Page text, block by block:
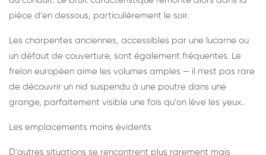
pièce d'en dessous, particulièrement le soir.
Les charpentes anciennes, accessibles par une lucarne ou
un défaut de couverture, sont également fréquentes. Le
frelon européen aime les volumes amples — il n'est pas rare
de découvrir un nid suspendu à une poutre dans une
grange, parfaitement visible une fois qu'on lève les yeux.
Les emplacements moins évidents
D'autres situations se rencontrent plus rarement mais